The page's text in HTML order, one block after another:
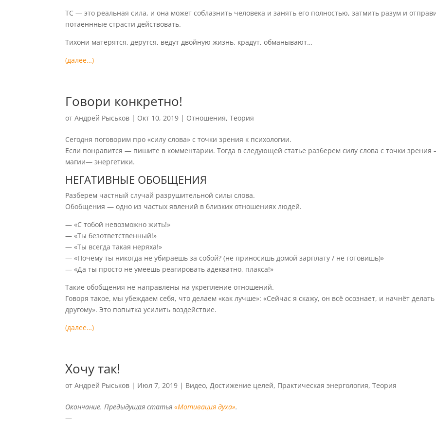
ТС — это реальная сила, и она может соблазнить человека и занять его полностью, затмить разум и
потаеннные страсти действовать.
Тихони матерятся, дерутся, ведут двойную жизнь, крадут, обманывают…
(далее…)
Говори конкретно!
отАндрей Рыськов | Окт 10, 2019 | Отношения,Теория
Сегодня поговорим про «силу слова» с точки зрения к психологии.
Если понравится — пишите в комментарии. Тогда в следующей статье разберем силу слова с точки
магии— энергетики.
НЕГАТИВНЫЕ ОБОБЩЕНИЯ
Разберем частный случай разрушительной силы слова.
Обобщения — одно из частых явлений в близких отношениях людей.
— «С тобой невозможно жить!»
— «Ты безответственный!»
— «Ты всегда такая неряха!»
— «Почему ты никогда не убираешь за собой? (не приносишь домой зарплату / не готовишь)»
— «Да ты просто не умеешь реагировать адекватно, плакса!»
Такие обобщения не направлены на укрепление отношений.
Говоря такое, мы убеждаем себя, что делаем «как лучше»: «Сейчас я скажу, он всё осознает, и начнёт
другому». Это попытка усилить воздействие.
(далее…)
Хочу так!
отАндрей Рыськов | Июл 7, 2019 | Видео,Достижение целей, Практическая энергология,Теория
Окончание. Предыдущая статья«Мотивация духа».
—